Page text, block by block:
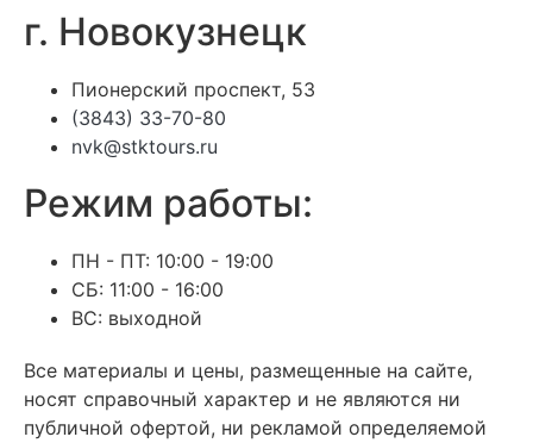
г. Новокузнецк
Пионерский проспект, 53
(3843) 33-70-80
nvk@stktours.ru
Режим работы:
ПН - ПТ: 10:00 - 19:00
СБ: 11:00 - 16:00
ВС: выходной
Все материалы и цены, размещенные на сайте,
носят справочный характер и не являются ни
публичной офертой, ни рекламой определяемой